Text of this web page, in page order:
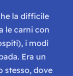
la difficile
le carni con
i modi
Era un
stesso, dove